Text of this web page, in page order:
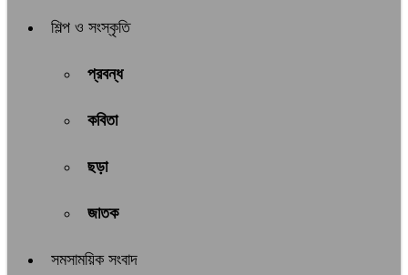
শিল্প ও সংস্কৃতি
প্রবন্ধ
কবিতা
ছড়া
জাতক
সমসাময়িক সংবাদ